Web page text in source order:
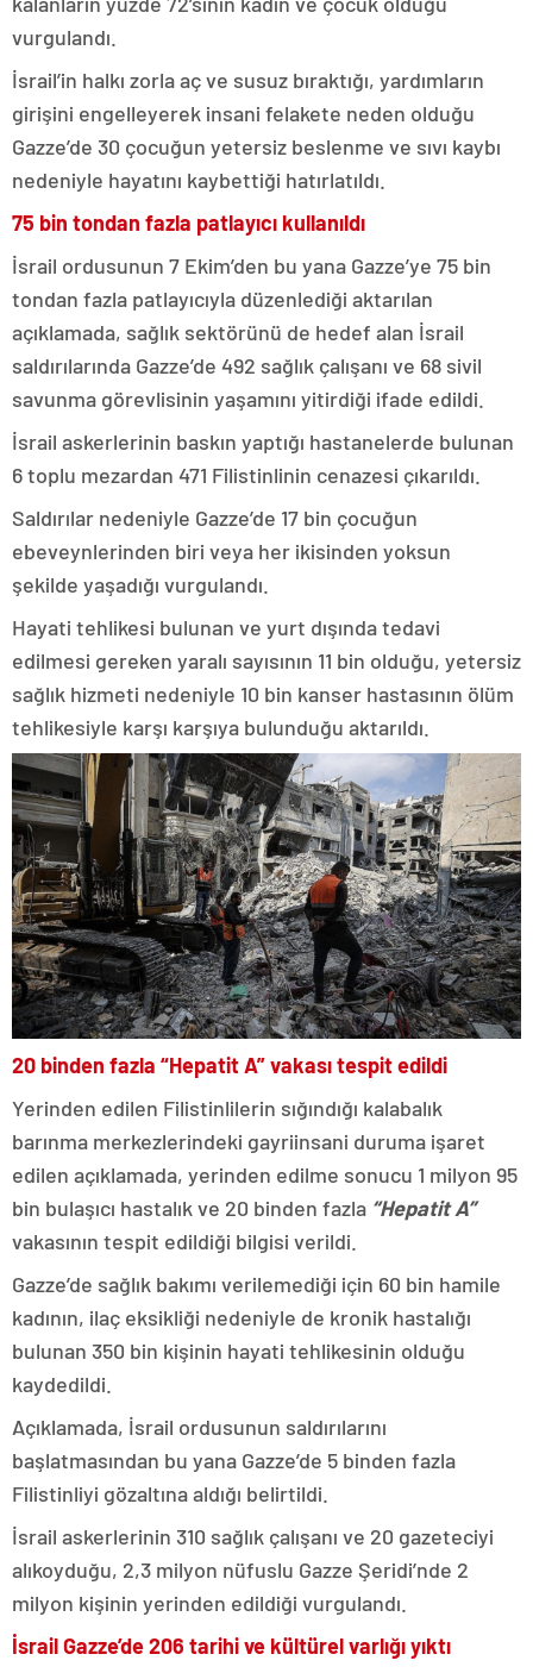
vurgulandı.
İsrail’in halkı zorla aç ve susuz bıraktığı, yardımların
girişini engelleyerek insani felakete neden olduğu
Gazze’de 30 çocuğun yetersiz beslenme ve sıvı kaybı
nedeniyle hayatını kaybettiği hatırlatıldı.
75 bin tondan fazla patlayıcı kullanıldı
İsrail ordusunun 7 Ekim’den bu yana Gazze’ye 75 bin
tondan fazla patlayıcıyla düzenlediği aktarılan
açıklamada, sağlık sektörünü de hedef alan İsrail
saldırılarında Gazze’de 492 sağlık çalışanı ve 68 sivil
savunma görevlisinin yaşamını yitirdiği ifade edildi.
İsrail askerlerinin baskın yaptığı hastanelerde bulunan
6 toplu mezardan 471 Filistinlinin cenazesi çıkarıldı.
Saldırılar nedeniyle Gazze’de 17 bin çocuğun
ebeveynlerinden biri veya her ikisinden yoksun
şekilde yaşadığı vurgulandı.
Hayati tehlikesi bulunan ve yurt dışında tedavi
edilmesi gereken yaralı sayısının 11 bin olduğu, yetersiz
sağlık hizmeti nedeniyle 10 bin kanser hastasının ölüm
tehlikesiyle karşı karşıya bulunduğu aktarıldı.
20 binden fazla “Hepatit A” vakası tespit edildi
Yerinden edilen Filistinlilerin sığındığı kalabalık
barınma merkezlerindeki gayriinsani duruma işaret
edilen açıklamada, yerinden edilme sonucu 1 milyon 95
bin bulaşıcı hastalık ve 20 binden fazla “Hepatit A”
vakasının tespit edildiği bilgisi verildi.
Gazze’de sağlık bakımı verilemediği için 60 bin hamile
kadının, ilaç eksikliği nedeniyle de kronik hastalığı
bulunan 350 bin kişinin hayati tehlikesinin olduğu
kaydedildi.
Açıklamada, İsrail ordusunun saldırılarını
başlatmasından bu yana Gazze’de 5 binden fazla
Filistinliyi gözaltına aldığı belirtildi.
İsrail askerlerinin 310 sağlık çalışanı ve 20 gazeteciyi
alıkoyduğu, 2,3 milyon nüfuslu Gazze Şeridi’nde 2
milyon kişinin yerinden edildiği vurgulandı.
İsrail Gazze’de 206 tarihi ve kültürel varlığı yıktı